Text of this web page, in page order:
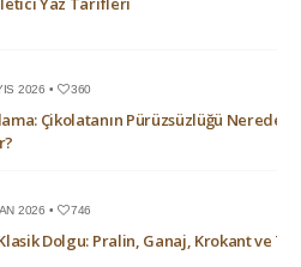
2026 • 360
Çikolatanın Pürüzsüzlüğü Nerede
2026 • 746
Dolgu: Pralin, Ganaj, Krokant ve